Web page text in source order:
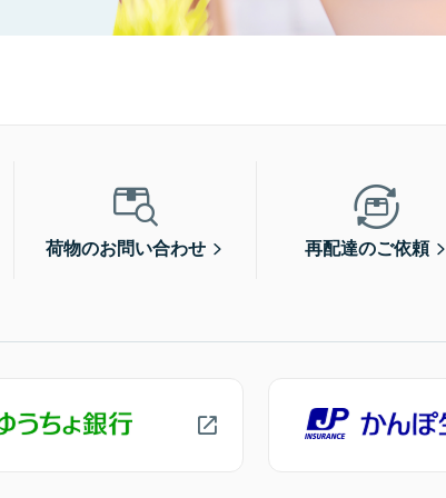
荷物のお問い合わせ 再配達のご依頼